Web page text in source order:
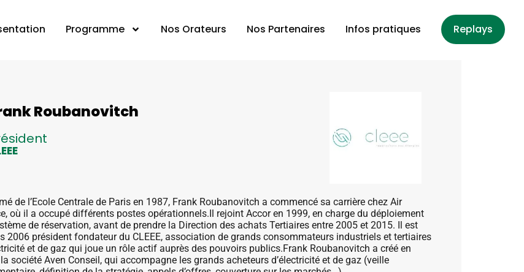
Programme Nos Orateurs Nos Partenaires Infos pratiques Replays
Roubanovitch
de l’Ecole Centrale de Paris en 1987, Frank Roubanovitch a commencé sa carrière chez Air
où il a occupé différents postes opérationnels.Il rejoint Accor en 1999, en charge du déploiement
de réservation, avant de prendre la Direction des achats Tertiaires entre 2005 et 2015. Il est
2006 président fondateur du CLEEE, association de grands consommateurs industriels et tertiaires
et de gaz qui joue un rôle actif auprès des pouvoirs publics.Frank Roubanovitch a créé en
société Aven Conseil, qui accompagne les grands acheteurs d’électricité et de gaz (veille